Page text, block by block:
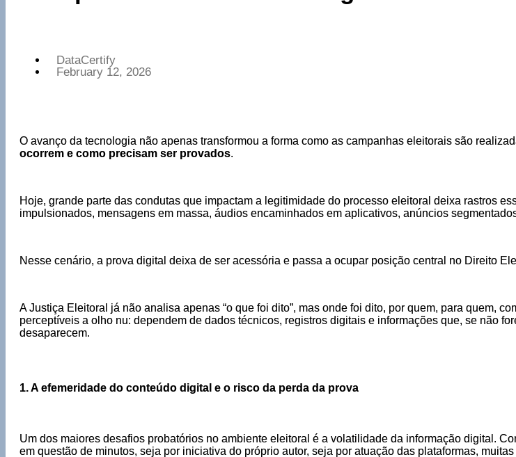
DataCertify
February 12, 2026
O avanço da tecnologia não apenas transformou a forma como as campanhas eleitorais são
ocorrem e como precisam ser provados.
Hoje, grande parte das condutas que impactam a legitimidade do processo eleitoral deixa rastros
impulsionados, mensagens em massa, áudios encaminhados em aplicativos, anúncios
Nesse cenário, a prova digital deixa de ser acessória e passa a ocupar posição central no Direito
A Justiça Eleitoral já não analisa apenas “o que foi dito”, mas onde foi dito, por quem, para quem,
perceptíveis a olho nu: dependem de dados técnicos, registros digitais e informações que, se não
desaparecem.
1. A efemeridade do conteúdo digital e o risco da perda da prova
Um dos maiores desafios probatórios no ambiente eleitoral é a volatilidade da informação digital.
em questão de minutos, seja por iniciativa do próprio autor, seja por atuação das plataformas,